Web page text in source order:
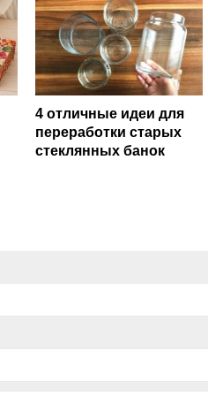
4 отличные идеи для
переработки старых
стеклянных банок